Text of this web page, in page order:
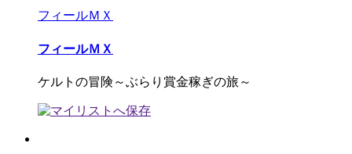
フィールＭＸ
フィールＭＸ
ケルトの冒険～ぶらり賞金稼ぎの旅～